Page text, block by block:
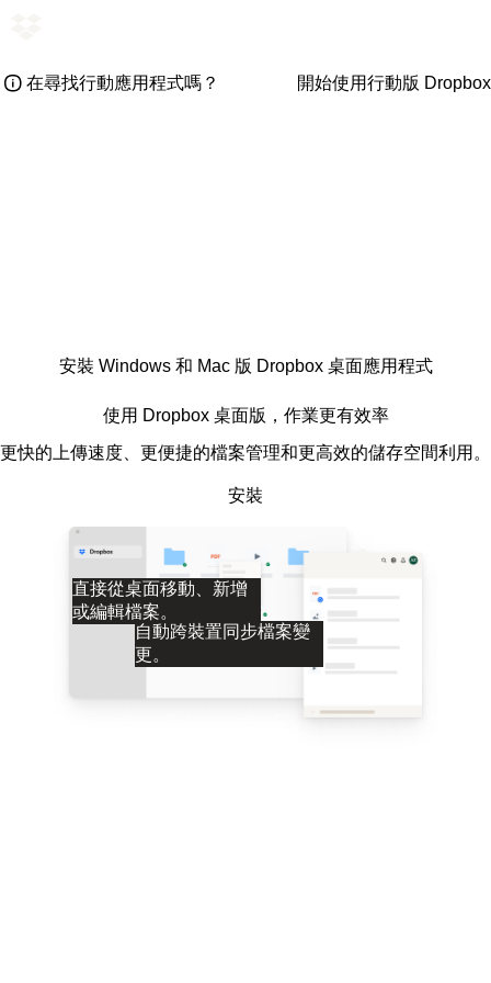
在尋找行動應用程式嗎？ 開始使用行動版 Dropbox
安裝 Windows 和 Mac 版 Dropbox 桌面應用程式
使用 Dropbox 桌面版，作業更有效率
更快的上傳速度、更便捷的檔案管理和更高效的儲存空間利用。
安裝
直接從桌面移動、新增
或編輯檔案。
自動跨裝置同步檔案變
更。